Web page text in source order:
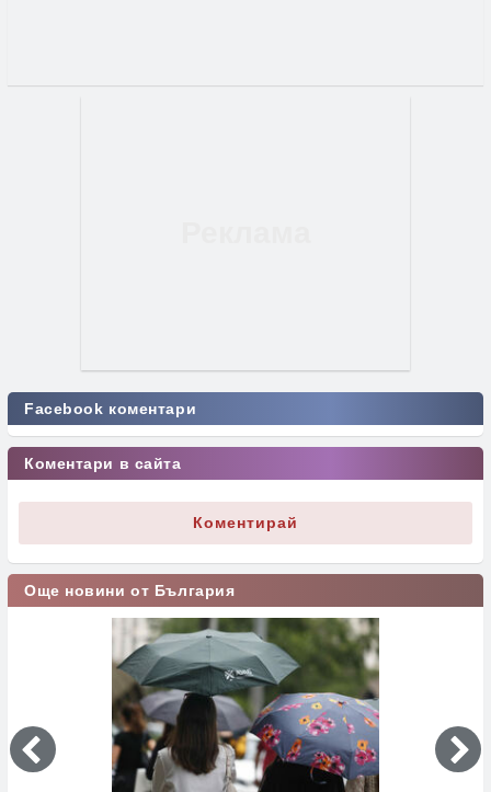
Facebook коментари
Коментари в сайта
Коментирай
Още новини от България